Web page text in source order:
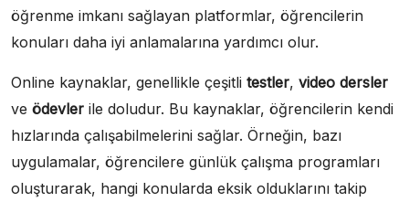
öğrenme imkanı sağlayan platformlar, öğrencilerin
konuları daha iyi anlamalarına yardımcı olur.
Online kaynaklar, genellikle çeşitli testler, video dersler
ve ödevler ile doludur. Bu kaynaklar, öğrencilerin kendi
hızlarında çalışabilmelerini sağlar. Örneğin, bazı
uygulamalar, öğrencilere günlük çalışma programları
oluşturarak, hangi konularda eksik olduklarını takip